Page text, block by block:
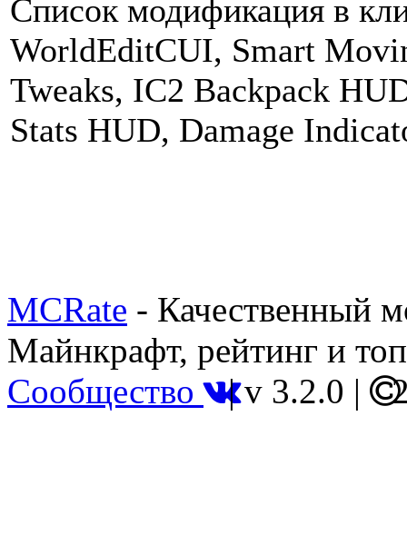
Список модификация в
WorldEditCUI, Smart
Tweaks, IC2 Backpack
Stats HUD, Damage
MCRate - Качественный
Майнкрафт, рейтинг и
Сообщество |v 3.2.0 |